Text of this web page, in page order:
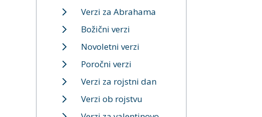
Verzi za Abrahama
Božični verzi
Novoletni verzi
Poročni verzi
Verzi za rojstni dan
Verzi ob rojstvu